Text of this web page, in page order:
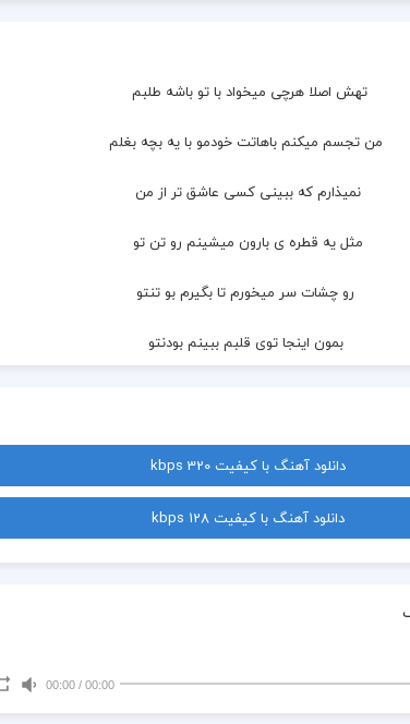
تهش اصلا هرچی میخواد با تو باشه طلبم
من تجسم میکنم باهاتت خودمو با یه بچه بغلم
نمیذارم که ببینی کسی عاشق تر از من
مثل یه قطره ی بارون میشینم رو تن تو
رو چشات سر میخورم تا بگیرم بو تنتو
بمون اینجا توی قلبم ببینم بودنتو
قول میدم قلبم پیشت باشه دیگه نره
این همه دوست دارم یادت میشه نره
همدم شب های خستگیام
دانلود آهنگ با کیفیت 320 kbps
دانلود آهنگ با کیفیت 128 kbps
00:00
/
00:00